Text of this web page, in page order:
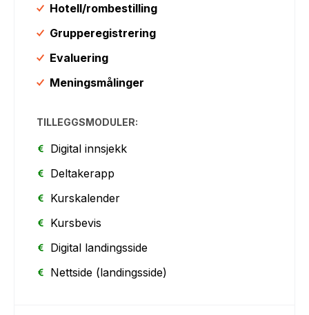
Hotell/rombestilling
Grupperegistrering
Evaluering
Meningsmålinger
TILLEGGSMODULER:
Digital innsjekk
Deltakerapp
Kurskalender
Kursbevis
Digital landingsside
Nettside (landingsside)